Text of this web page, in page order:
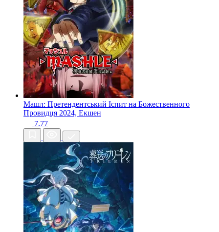
Машл: Претендентський Іспит на Божественного
Провидця 2024, Екшен
7.77